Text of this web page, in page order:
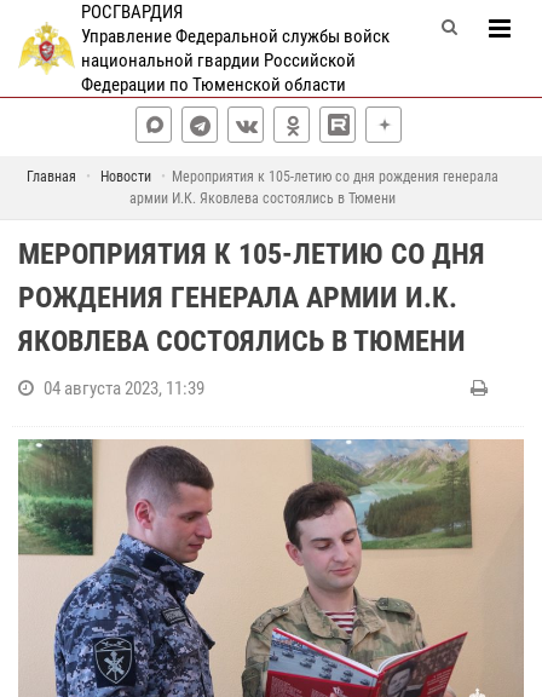
РОСГВАРДИЯ
Управление Федеральной службы войск
национальной гвардии Российской
Федерации по Тюменской области
Главная Новости
Мероприятия к 105-летию со дня рождения генерала
армии И.К. Яковлева состоялись в Тюмени
МЕРОПРИЯТИЯ К 105-ЛЕТИЮ СО ДНЯ
РОЖДЕНИЯ ГЕНЕРАЛА АРМИИ И.К.
ЯКОВЛЕВА СОСТОЯЛИСЬ В ТЮМЕНИ
04 августа 2023, 11:39